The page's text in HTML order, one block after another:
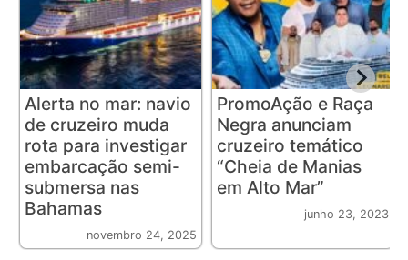
Alerta no mar: navio
de cruzeiro muda
rota para investigar
embarcação semi-
submersa nas
Bahamas
novembro 24, 2025
PromoAção e Raça
Negra anunciam
cruzeiro temático
“Cheia de Manias
em Alto Mar”
junho 23, 2023